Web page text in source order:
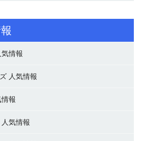
情報
人気情報
報
気情報